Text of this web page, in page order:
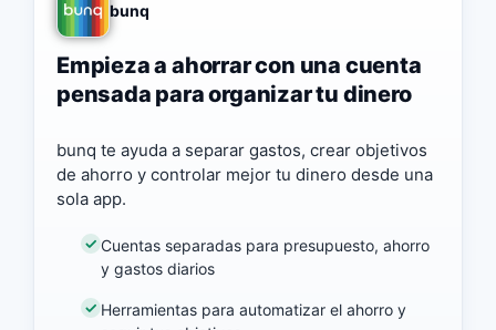
bunq
Empieza a ahorrar con una cuenta
pensada para organizar tu dinero
bunq te ayuda a separar gastos, crear objetivos
de ahorro y controlar mejor tu dinero desde una
sola app.
Cuentas separadas para presupuesto, ahorro
y gastos diarios
Herramientas para automatizar el ahorro y